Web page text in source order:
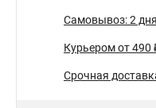
Самовывоз: 2 дня
Курьером от 490
Срочная